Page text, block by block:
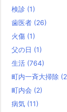
検診 (1)
歯医者 (26)
火傷 (1)
父の日 (1)
生活 (764)
町内一斉大掃除
町内会 (2)
病気 (11)